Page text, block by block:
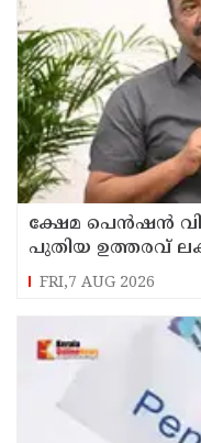
ക്ഷേമ പെൻഷൻ
പുതിയ ഉത്തരവ്
സാധാരണക്കാരെ
കെ.എൻ.
FRI,7 AUG 2026